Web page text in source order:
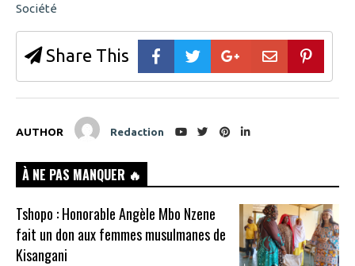
Société
Share This
AUTHOR Redaction
À NE PAS MANQUER 🔥
Tshopo : Honorable Angèle Mbo Nzene
fait un don aux femmes musulmanes de
Kisangani